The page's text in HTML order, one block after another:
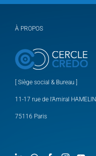
À PROPOS
[ Siège social & Bureau ]
11-17 rue de l’Amiral HAMELIN
75116 Paris